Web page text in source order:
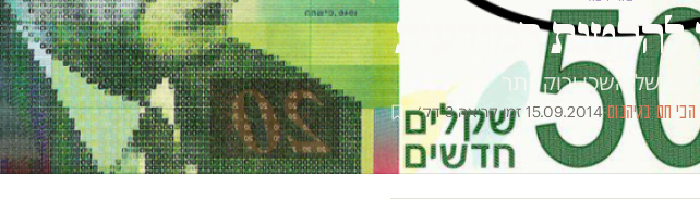
להקטנת המודעות
של השכן ירוק יותר
חם בגיהנום·
15.09.2014
· זמן קריאה 3 דק׳